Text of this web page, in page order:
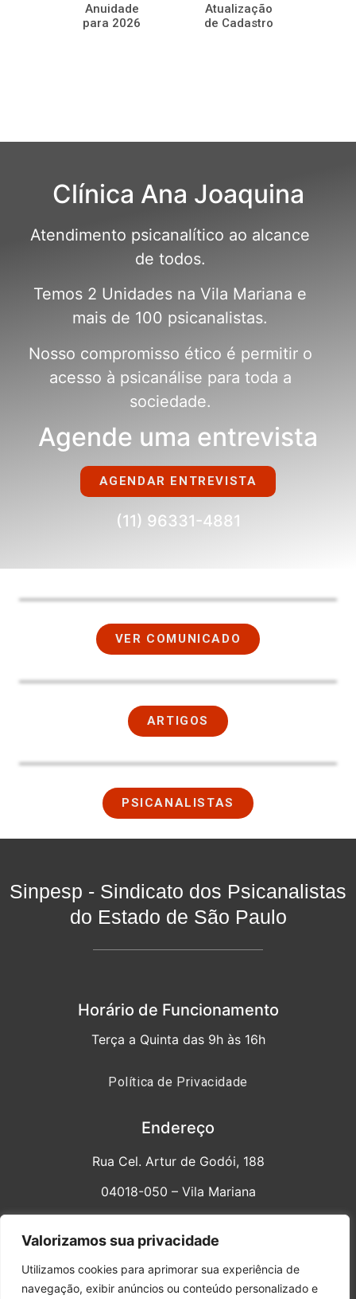
Valorizamos sua privacidade
Utilizamos cookies para aprimorar sua experiência de
navegação, exibir anúncios ou conteúdo personalizado e
Anuidade
para 2026
Atualização
de Cadastro
Clínica Ana Joaquina
Atendimento psicanalítico ao alcance
de todos.
Temos 2 Unidades na Vila Mariana e
mais de 100 psicanalistas.
Nosso compromisso ético é permitir o
acesso à psicanálise para toda a
sociedade.
Agende uma entrevista
AGENDAR ENTREVISTA
(11) 96331-4881
PSICANALISTAS
ARTIGOS
VER COMUNICADO
Sinpesp - Sindicato dos Psicanalistas
do Estado de São Paulo
Horário de Funcionamento
Terça a Quinta das 9h às 16h
Política de Privacidade
Endereço
Rua Cel. Artur de Godói, 188
04018-050 – Vila Mariana
Fone/WhatsApp: 11 94298.8918